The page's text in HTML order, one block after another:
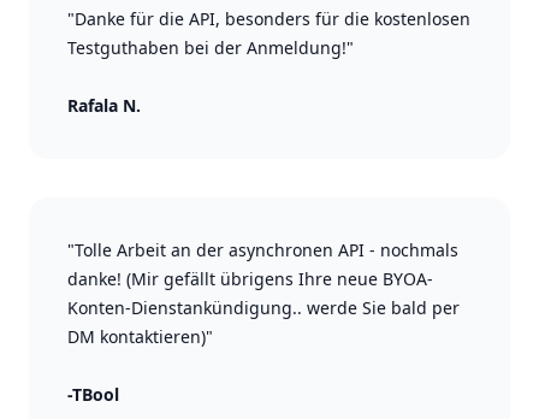
"Danke für die API, besonders für die kostenlosen
Testguthaben bei der Anmeldung!"
Rafala N.
"Tolle Arbeit an der asynchronen API - nochmals
danke! (Mir gefällt übrigens Ihre neue BYOA-
Konten-Dienstankündigung.. werde Sie bald per
DM kontaktieren)"
-TBool